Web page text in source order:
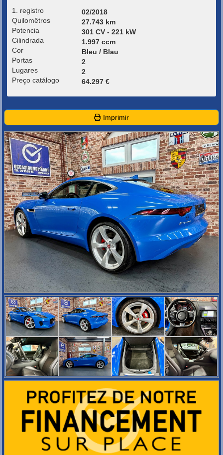
1. registro
02/2018
Quilomêtros
27.743 km
Potencia
301 CV - 221 kW
Cilindrada
1.997 ccm
Cor
Bleu / Blau
Portas
2
Lugares
2
Preço catálogo
64.297 €
Imprimir